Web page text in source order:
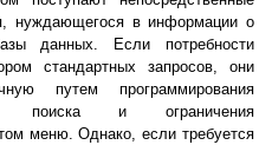
нуждающегося в информации о
данных. Если потребности
стандартных запросов, они
путем программирования
поиска и ограничения
меню. Однако, если требуется